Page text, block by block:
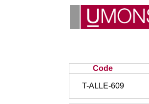
Code
T-ALLE-609